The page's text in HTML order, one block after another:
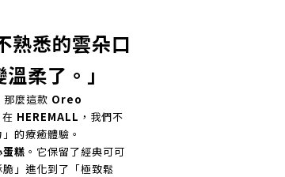
熟悉的雲朵口
柔了。」
麼這款 Oreo
HEREMALL ，我們不
的療癒體驗。
糕 。它保留了經典可可
」進化到了「極致鬆